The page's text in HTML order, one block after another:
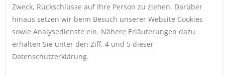
Zweck, Rückschlüsse auf Ihre Person zu ziehen. Darüber
hinaus setzen wir beim Besuch unserer Website Cookies
sowie Analysedienste ein. Nähere Erläuterungen dazu
erhalten Sie unter den Ziff. 4 und 5 dieser
Datenschutzerklärung.